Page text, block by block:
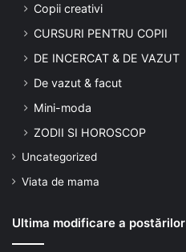
Copii creativi
CURSURI PENTRU COPII
DE INCERCAT & DE VAZUT
De vazut & facut
Mini-moda
ZODII SI HOROSCOP
Uncategorized
Viata de mama
Ultima modificare a postărilor